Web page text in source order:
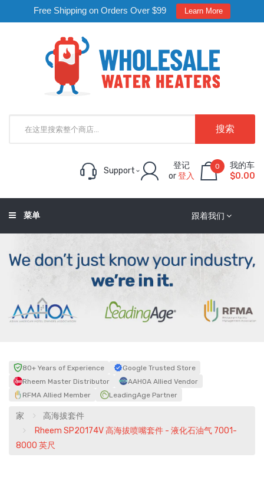
Free Shipping on Orders Over $99 Learn More
搜索
Support
登记
or登入
0
我的车
$0.00
跟着我们
菜单
80+ Years of Experience
Google Trusted Store
Rheem Master Distributor
AAHOA Allied Vendor
RFMA Allied Member
LeadingAge Partner
家
高海拔套件
Rheem SP20174V 高海拔喷嘴套件 - 液化石油气 7001-
8000 英尺